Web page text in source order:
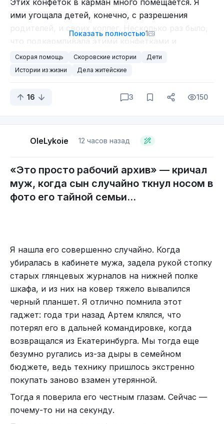
Этих конфеток в карман много помещается. Я
ими угощала детей, конечно, с разрешения
родителей, и своих коллег. Несколько раз было,
взрослых больных. А конфеты в моих карманах
появились лет 10 назад после одного случая.
временное содержание дети, попавшие в
семей, в которых решается вопрос о лишении
нет в живых обоих родителей и других
родственников, я там не встречала. А общаюсь я
с этими детьми по долгу службы, если ребёнок
И вот однажды дали мне вызов: перевозка в
инфекционное отделение ребёнка. Возраст – 3,5
года. Диагноз – ОРВИ. Нельзя его в приюте
держать: других детей заразить может.
Встретила меня воспитательница. Вывела
мальчика с вещами. Я его посмотрела, немного
поговорила. Одели ребёнка. Вот уже на лестнице
стоим, а он из кармана куртки своей достаёт
конфету и мне протягивает. Я отказываюсь:
– Спасибо, милый, но оставь её лучше себе.
Мальчик хмурится, но конфету не убирает. Тут
воспитательница говорит:
– Нельзя отказываться. Возьмите себе конфету. У
Показать полностью1
Скорая помощь Скоровские истории
Дети
Истории из жизни
Дела житейские
16 3 150
OleLykoie 12 часов назад
«Это просто рабочий архив» — кричал
муж, когда сын случайно ткнул носом в
фото его тайной семьи...
Я нашла его совершенно случайно. Когда
убиралась в кабинете мужа, задела рукой стопку
старых глянцевых журналов на нижней полке
шкафа, и из них на ковер тяжело вывалился
черный планшет. Я отлично помнила этот
гаджет: года три назад Артем клялся, что
потерял его в дальней командировке, когда
возвращался из Екатеринбурга. Мы тогда еще
безумно ругались из-за дыры в семейном
бюджете, ведь технику пришлось экстренно
покупать заново взамен утерянной.
​Тогда я поверила его честным глазам. Сейчас —
почему-то ни на секунду.